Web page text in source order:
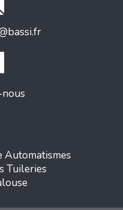
Automatismes
Tuileries